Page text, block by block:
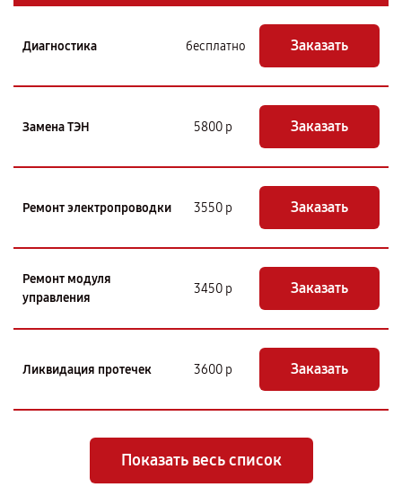
Диагностика бесплатно Заказать
Замена ТЭН 5800 р Заказать
Ремонт электропроводки 3550 р Заказать
Ремонт модуля
управления
3450 р Заказать
Ликвидация протечек 3600 р Заказать
Показать весь список